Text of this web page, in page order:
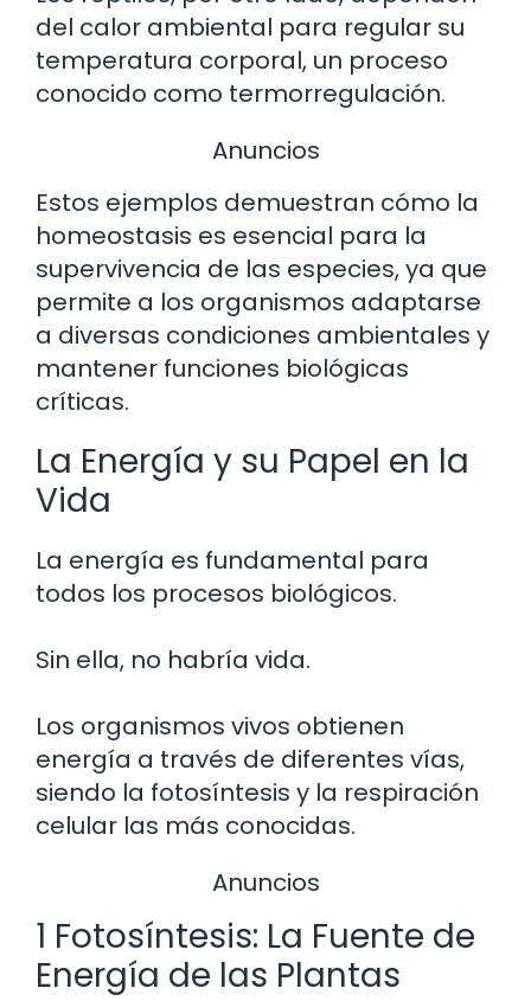
del calor ambiental para regular su
temperatura corporal, un proceso
conocido como termorregulación.
Anuncios
Estos ejemplos demuestran cómo la
homeostasis es esencial para la
supervivencia de las especies, ya que
permite a los organismos adaptarse
a diversas condiciones ambientales y
mantener funciones biológicas
críticas.
La Energía y su Papel en la
Vida
La energía es fundamental para
todos los procesos biológicos.
Sin ella, no habría vida.
Los organismos vivos obtienen
energía a través de diferentes vías,
siendo la fotosíntesis y la respiración
celular las más conocidas.
Anuncios
1 Fotosíntesis: La Fuente de
Energía de las Plantas